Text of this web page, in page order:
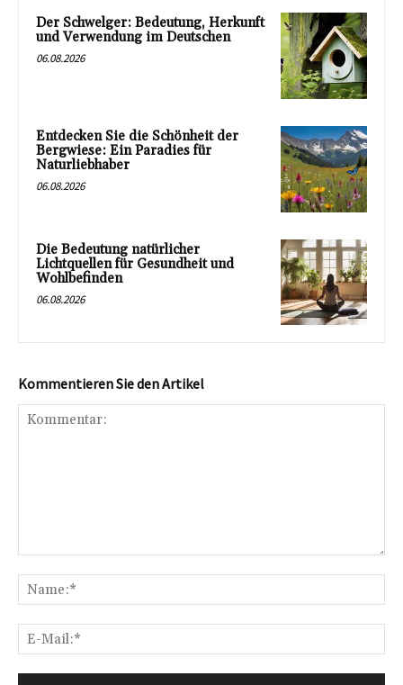
Der Schwelger: Bedeutung, Herkunft
und Verwendung im Deutschen
06.08.2026
Entdecken Sie die Schönheit der
Bergwiese: Ein Paradies für
Naturliebhaber
06.08.2026
Die Bedeutung natürlicher
Lichtquellen für Gesundheit und
Wohlbefinden
06.08.2026
Kommentieren Sie den Artikel